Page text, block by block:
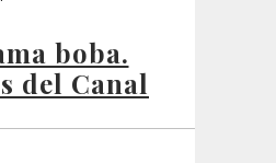
boba.
del Canal